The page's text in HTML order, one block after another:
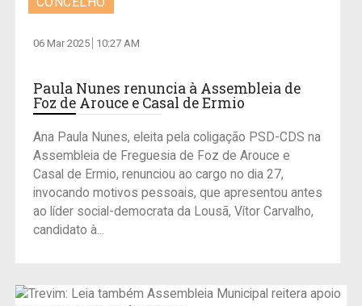
06 Mar 2025 10:27 AM
Paula Nunes renuncia à Assembleia de
Foz de Arouce e Casal de Ermio
Ana Paula Nunes, eleita pela coligação PSD-CDS na
Assembleia de Freguesia de Foz de Arouce e
Casal de Ermio, renunciou ao cargo no dia 27,
invocando motivos pessoais, que apresentou antes
ao líder social-democrata da Lousã, Vítor Carvalho,
candidato à...